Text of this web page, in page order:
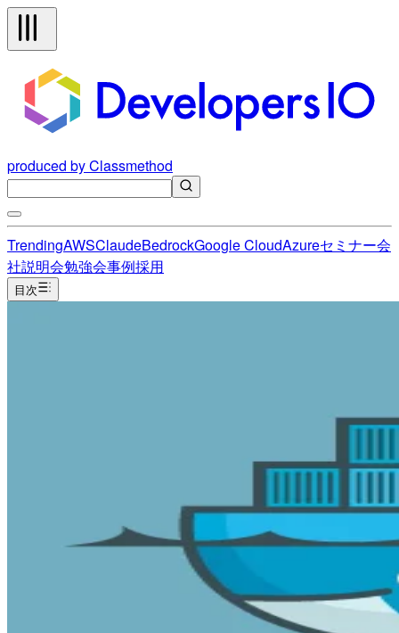
produced by Classmethod
TrendingAWSClaudeBedrockGoogle CloudAzureセミナー会
社説明会勉強会事例採用
目次